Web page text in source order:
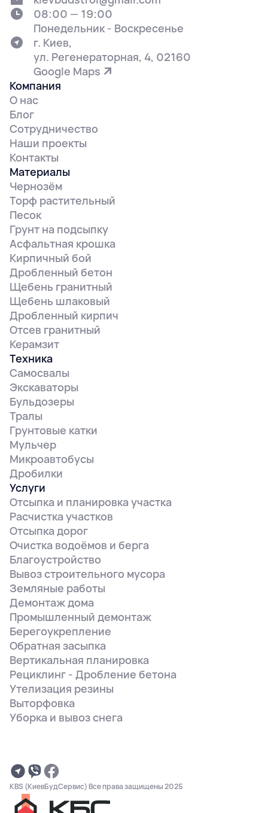
Компания
О нас
Блог
Сотрудничество
Наши проекты
Контакты
08:00 — 19:00
Понедельник - Воскресенье
г. Киев,
ул. Регенераторная, 4, 02160
Google Maps
Материалы
Чернозём
Торф растительный
Песок
Грунт на подсыпку
Асфальтная крошка
Кирпичный бой
Дробленный бетон
Щебень гранитный
Щебень шлаковый
Дробленный кирпич
Отсев гранитный
Керамзит
Техника
Самосвалы
Экскаваторы
Бульдозеры
Тралы
Грунтовые катки
Мульчер
Микроавтобусы
Дробилки
Услуги
Отсыпка и планировка участка
Расчистка участков
Отсыпка дорог
Очистка водоёмов и берга
Благоустройство
Вывоз строительного мусора
Земляные работы
Демонтаж дома
Промышленный демонтаж
Берегоукрепление
Обратная засыпка
Вертикальная планировка
Рециклинг - Дробление бетона
Утелизация резины
Выторфовка
Уборка и вывоз снега
KBS (КиевБудСервис) Все права защищены 2025